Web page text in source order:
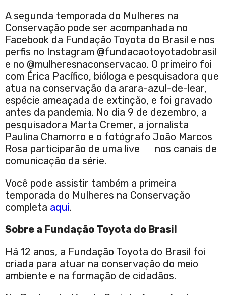
A segunda temporada do Mulheres na
Conservação pode ser acompanhada no
Facebook da Fundação Toyota do Brasil e nos
perfis no Instagram @fundacaotoyotadobrasil
e no @mulheresnaconservacao. O primeiro foi
com Érica Pacífico, bióloga e pesquisadora que
atua na conservação da arara-azul-de-lear,
espécie ameaçada de extinção, e foi gravado
antes da pandemia. No dia 9 de dezembro, a
pesquisadora Marta Cremer, a jornalista
Paulina Chamorro e o fotógrafo João Marcos
Rosa participarão de uma live nos canais de
comunicação da série.
Você pode assistir também a primeira
temporada do Mulheres na Conservação
completa aqui.
Sobre a Fundação Toyota do Brasil
Há 12 anos, a Fundação Toyota do Brasil foi
criada para atuar na conservação do meio
ambiente e na formação de cidadãos.